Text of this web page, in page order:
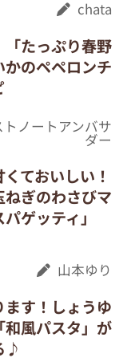
chata
たっぷり春野
のペペロンチ
トノートアンバサ
ダー
ておいしい！
ねぎのわさびマ
ゲッティ」
山本ゆり
ます！しょうゆ
和風パスタ」が
♪